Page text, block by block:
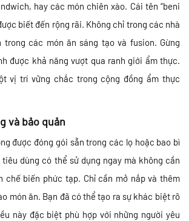
hay các món chiên xào. Cái tên “beni
biết đến rộng rãi. Không chỉ trong các nhà
trong các món ăn sáng tạo và fusion. Gừng
được khả năng vượt qua ranh giới ẩm thực.
vị trí vững chắc trong cộng đồng ẩm thực
và bảo quản
được đóng gói sẵn trong các lọ hoặc bao bì
dùng có thể sử dụng ngay mà không cần
chế biến phức tạp. Chỉ cần mở nắp và thêm
món ăn. Bạn đã có thể tạo ra sự khác biệt rõ
này đặc biệt phù hợp với những người yêu